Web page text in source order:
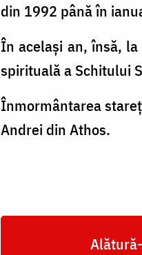
din 1992 până în
În același an, însă,
spirituală a Schitului
Înmormântarea
Andrei din Athos.